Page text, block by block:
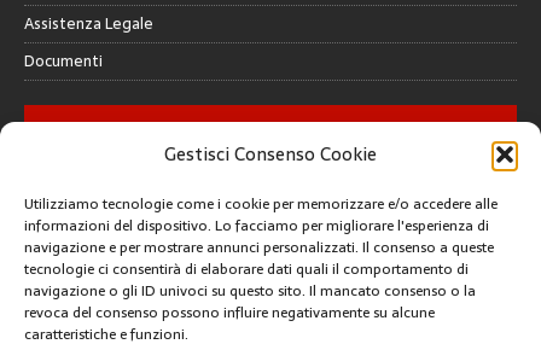
Gestisci Consenso Cookie
Utilizziamo tecnologie come i cookie per memorizzare e/o accedere alle
informazioni del dispositivo. Lo facciamo per migliorare l'esperienza di
navigazione e per mostrare annunci personalizzati. Il consenso a queste
tecnologie ci consentirà di elaborare dati quali il comportamento di
navigazione o gli ID univoci su questo sito. Il mancato consenso o la
revoca del consenso possono influire negativamente su alcune
caratteristiche e funzioni.
Assistenza Legale
Documenti
GALLERY
CREATIVE COMMONS
Questa opera è concessa in licenza con i termini